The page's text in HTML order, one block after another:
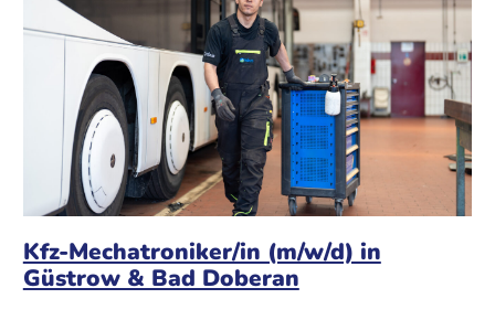
Kfz-Mechatroniker/in (m/w/d) in
Güstrow & Bad Doberan